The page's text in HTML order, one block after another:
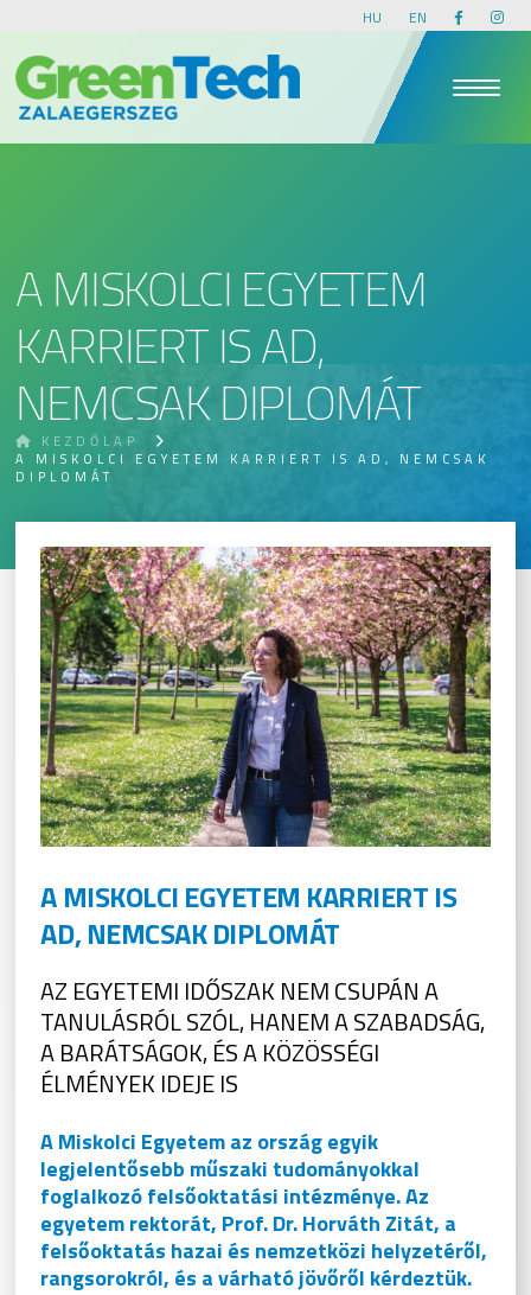
HU EN
A MISKOLCI EGYETEM
KARRIERT IS AD,
NEMCSAK DIPLOMÁT
KEZDŐLAP
A MISKOLCI EGYETEM KARRIERT IS AD, NEMCSAK
DIPLOMÁT
A MISKOLCI EGYETEM KARRIERT IS
AD, NEMCSAK DIPLOMÁT
AZ EGYETEMI IDŐSZAK NEM CSUPÁN A
TANULÁSRÓL SZÓL, HANEM A SZABADSÁG,
A BARÁTSÁGOK, ÉS A KÖZÖSSÉGI
ÉLMÉNYEK IDEJE IS
A Miskolci Egyetem az ország egyik
legjelentősebb műszaki tudományokkal
foglalkozó felsőoktatási intézménye. Az
egyetem rektorát, Prof. Dr. Horváth Zitát, a
felsőoktatás hazai és nemzetközi helyzetéről,
rangsorokról, és a várható jövőről kérdeztük.